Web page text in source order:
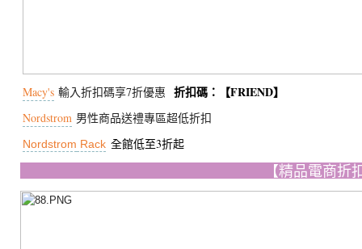
Macy's 輸入折扣碼享7折優惠 折扣碼：【FRIEND】
Nordstrom 男性商品送禮專區超低折扣
Nordstrom Rack 全館低至3折起
【精品電商折